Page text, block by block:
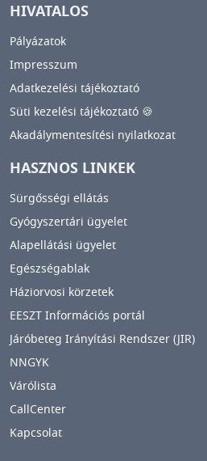
HIVATALOS
Pályázatok
Impresszum
Adatkezelési tájékoztató
Süti kezelési tájékoztató 🍪
Akadálymentesítési nyilatkozat
HASZNOS LINKEK
Sürgősségi ellátás
Gyógyszertári ügyelet
Alapellátási ügyelet
Egészségablak
Háziorvosi körzetek
EESZT Információs portál
Járóbeteg Irányítási Rendszer (JIR)
NNGYK
Várólista
CallCenter
Kapcsolat